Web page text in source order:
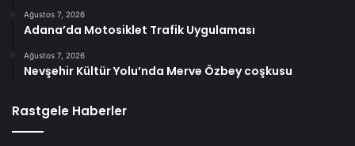
Ağustos 7, 2026
Adana’da Motosiklet Trafik Uygulaması
Ağustos 7, 2026
Nevşehir Kültür Yolu’nda Merve Özbey coşkusu
Rastgele Haberler